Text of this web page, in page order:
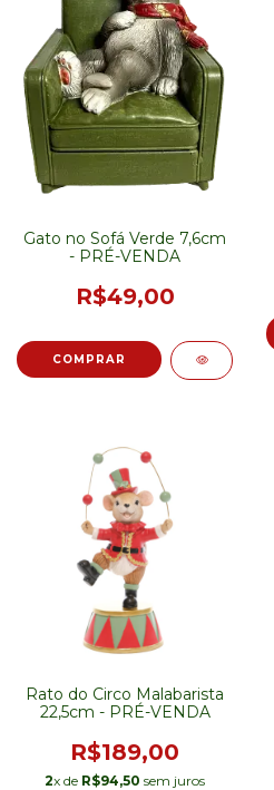
Gato no Sofá Verde 7,6cm
- PRÉ-VENDA
R$49,00
Rato do Circo Malabarista
22,5cm - PRÉ-VENDA
R$189,00
2x de R$94,50 sem juros